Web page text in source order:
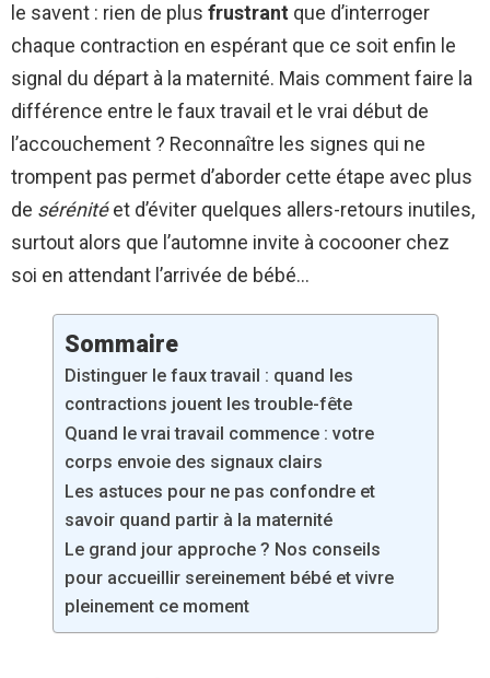
le savent : rien de plus frustrant que d’interroger
chaque contraction en espérant que ce soit enfin le
signal du départ à la maternité. Mais comment faire la
différence entre le faux travail et le vrai début de
l’accouchement ? Reconnaître les signes qui ne
trompent pas permet d’aborder cette étape avec plus
de sérénitéet d’éviter quelques allers-retours inutiles,
surtout alors que l’automne invite à cocooner chez
soi en attendant l’arrivée de bébé…
Sommaire
Distinguer le faux travail : quand les
contractions jouent les trouble-fête
Quand le vrai travail commence : votre
corps envoie des signaux clairs
Les astuces pour ne pas confondre et
savoir quand partir à la maternité
Le grand jour approche ? Nos conseils
pour accueillir sereinement bébé et vivre
pleinement ce moment